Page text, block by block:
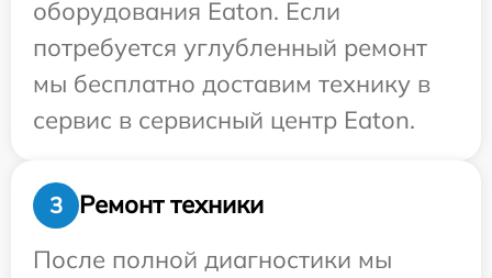
оборудования Eaton. Если
потребуется углубленный ремонт
мы бесплатно доставим технику в
сервис в сервисный центр Eaton.
3
Ремонт техники
После полной диагностики мы